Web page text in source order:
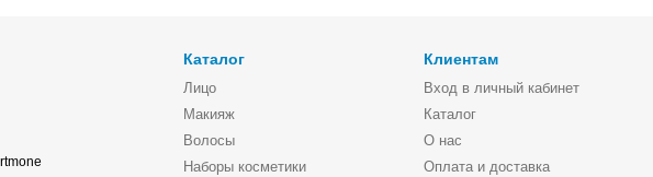
Каталог
Лицо
Макияж
Волосы
Наборы косметики
Клиентам
Вход в личный кабинет
Каталог
О нас
Оплата и доставка